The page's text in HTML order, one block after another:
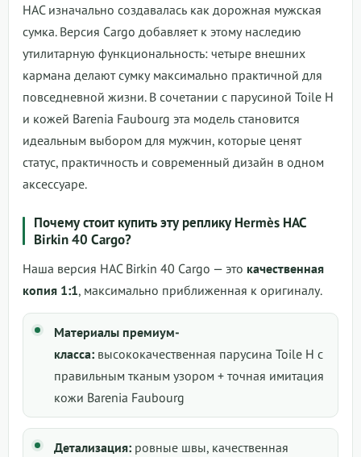
HAC изначально создавалась как дорожная мужская
сумка. Версия Cargo добавляет к этому наследию
утилитарную функциональность: четыре внешних
кармана делают сумку максимально практичной для
повседневной жизни. В сочетании с парусиной Toile H
и кожей Barenia Faubourg эта модель становится
идеальным выбором для мужчин, которые ценят
статус, практичность и современный дизайн в одном
аксессуаре.
Почему стоит купить эту реплику Hermès HAC
Birkin 40 Cargo?
Наша версия HAC Birkin 40 Cargo — это качественная
копия 1:1, максимально приближенная к оригиналу.
Материалы премиум-
класса: высококачественная парусина Toile H с
правильным тканым узором + точная имитация
кожи Barenia Faubourg
Детализация: ровные швы, качественная